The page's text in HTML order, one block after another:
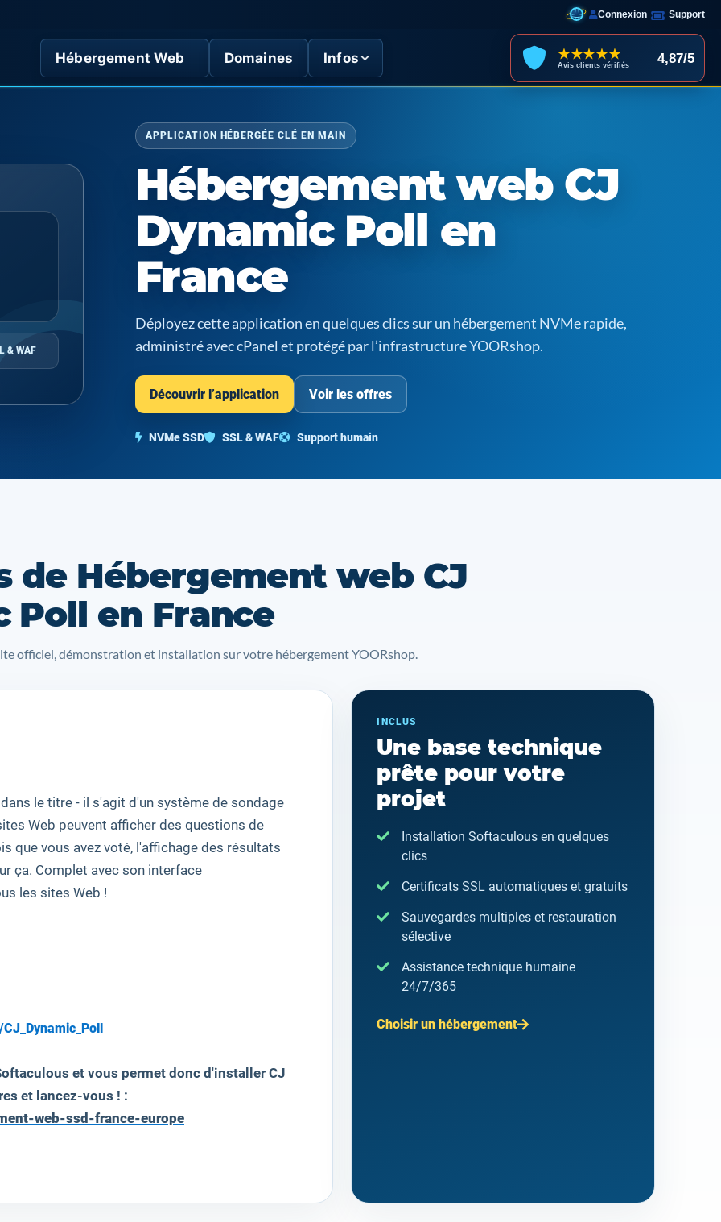
Connexion Support
Hébergement Web Domaines Infos ★★★★★
Avis clients vérifiés 4,87/5
& WAF
APPLICATION HÉBERGÉE CLÉ EN MAIN
Hébergement web CJ
Dynamic Poll en
France
Déployez cette application en quelques clics sur un hébergement NVMe rapide,
administré avec cPanel et protégé par l’infrastructure YOORshop.
Découvrir l’application Voir les offres
NVMe SSD SSL & WAF Support humain
de Hébergement web CJ
Poll en France
officiel, démonstration et installation sur votre hébergement YOORshop.
dans le titre - il s'agit d'un système de sondage
Web peuvent afficher des questions de
que vous avez voté, l'affichage des résultats
ça. Complet avec son interface
les sites Web !
et vous permet donc d'installer CJ
et lancez-vous ! :
web-ssd-france-europe
INCLUS
Une base technique
prête pour votre
projet
Installation Softaculous en quelques
clics
Certificats SSL automatiques et gratuits
Sauvegardes multiples et restauration
sélective
Assistance technique humaine
24/7/365
Choisir un hébergement